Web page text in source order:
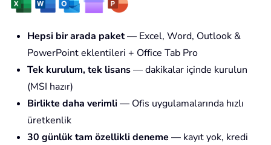
Hepsi bir arada paket— Excel, Word, Outlook &
PowerPoint eklentileri + Office Tab Pro
Tek kurulum, tek lisans— dakikalar içinde kurulun
(MSI hazır)
Birlikte daha verimli — Ofis uygulamalarında hızlı
üretkenlik
30 günlük tam özellikli deneme — kayıt yok, kredi